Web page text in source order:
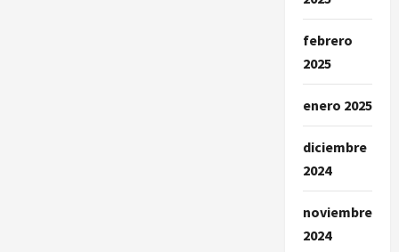
febrero
2025
enero 2025
diciembre
2024
noviembre
2024